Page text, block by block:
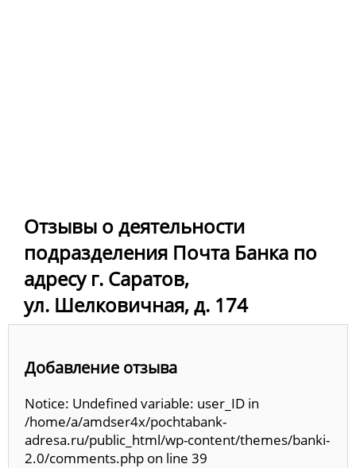
Отзывы о деятельности
подразделения Почта Банка по
адресу г. Саратов,
ул. Шелковичная, д. 174
Добавление отзыва
Notice: Undefined variable: user_ID in
/home/a/amdser4x/pochtabank-
adresa.ru/public_html/wp-content/themes/banki-
2.0/comments.php on line 39